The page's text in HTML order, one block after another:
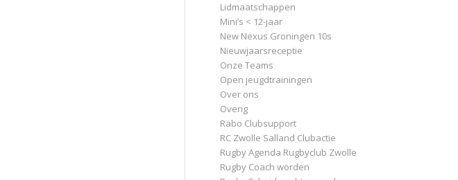
Lidmaatschappen
Mini’s < 12-jaar
New Nexus Groningen 10s
Nieuwjaarsreceptie
Onze Teams
Open jeugdtrainingen
Over ons
Overig
Rabo Clubsupport
RC Zwolle Salland Clubactie
Rugby Agenda Rugbyclub Zwolle
Rugby Coach worden